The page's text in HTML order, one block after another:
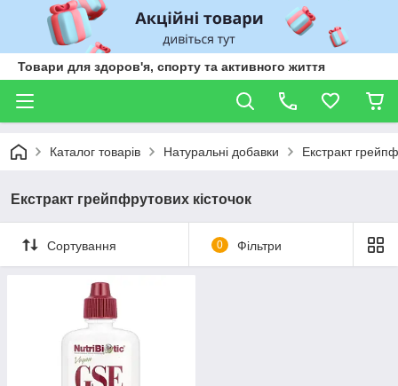
Товари для здоров'я, спорту та активного життя
Каталог товарів Натуральні добавки Екстракт
Екстракт грейпфрутових кісточок
Сортування 0 Фільтри